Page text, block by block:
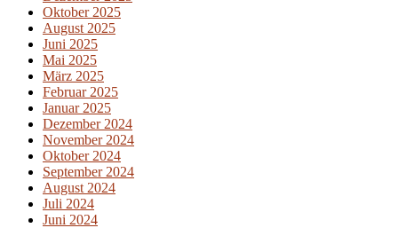
Oktober 2025
August 2025
Juni 2025
Mai 2025
März 2025
Februar 2025
Januar 2025
Dezember 2024
November 2024
Oktober 2024
September 2024
August 2024
Juli 2024
Juni 2024